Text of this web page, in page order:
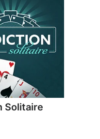
Solitaire